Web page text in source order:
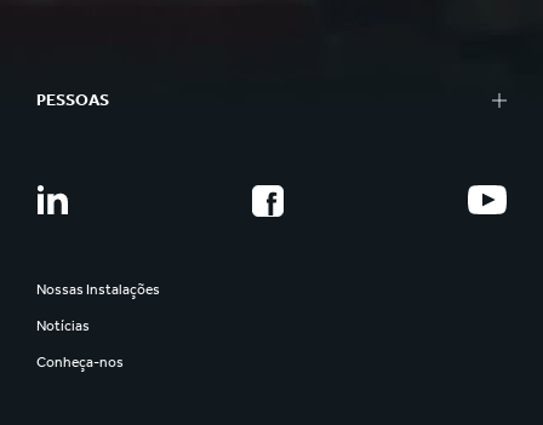
PESSOAS
Nossas Instalações
Notícias
Conheça-nos